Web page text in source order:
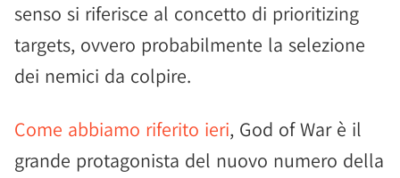
senso si riferisce al concetto di prioritizing
targets, ovvero probabilmente la selezione
dei nemici da colpire.
Come abbiamo riferito ieri, God of War è il
grande protagonista del nuovo numero della